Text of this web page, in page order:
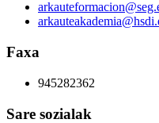
Faxa
945282362
Sare sozialak